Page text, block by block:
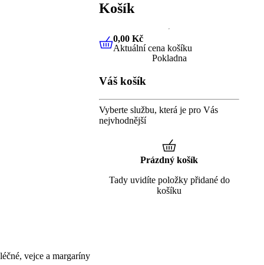
vejce a margaríny
Košík
0,00 KčAktuální cena košíku
0,00 Kč
Aktuální cena košíku
Pokladna
Váš košík
Vyberte službu, která je pro Vás
nejvhodnější
Prázdný košík
Tady uvidíte položky přidané do
košíku